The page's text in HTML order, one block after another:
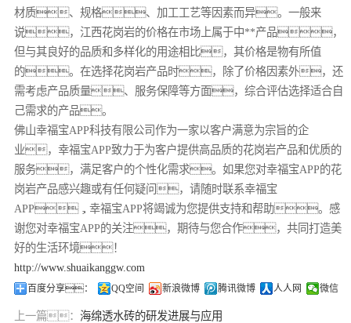
材质、规格、加工工艺等因素而异。一般来
说，江西花岗岩的价格在市场上属于中**产品，
但与其良好的品质和多样化的用途相比，其价格是物有所值
的。在选择花岗岩产品时，除了价格因素外，还
需考虑产品质量、服务保障等方面，综合评估选择适合自
己需求的产品。
佛山幸福宝APP科技有限公司作为一家以客户满意为宗旨的企
业，幸福宝APP致力于为客户提供高品质的花岗岩产品和优质的
服务，满足客户的个性化需求。如果您对幸福宝APP的花
岗岩产品感兴趣或有任何疑问，请随时联系幸福宝
APP，幸福宝APP将竭诚为您提供支持和帮助。感
谢您对幸福宝APP的关注，期待与您合作，共同打造美
好的生活环境！
http://www.shuaikanggw.com
百度分享： QQ空间 新浪微博 腾讯微博 人人网 微信
上一篇： 海绵透水砖的研发进展与应用